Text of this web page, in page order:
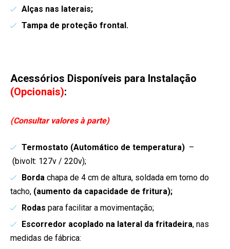
Alças nas laterais;
Tampa de proteção frontal.
Acessórios Disponíveis para Instalação
(Opcionais):
(Consultar valores à parte)
Termostato (Automático de temperatura) –
(bivolt: 127v / 220v);
Borda chapa de 4 cm de altura, soldada em torno do
tacho, (aumento da capacidade de fritura);
Rodas para facilitar a movimentação;
Escorredor acoplado na lateral da fritadeira, nas
medidas de fábrica: